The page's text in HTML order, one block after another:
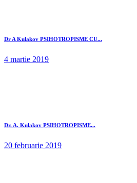
Dr A Kulakov PSIHOTROPISME CU...
4 martie 2019
Dr. A. Kulakov PSIHOTROPISME...
20 februarie 2019